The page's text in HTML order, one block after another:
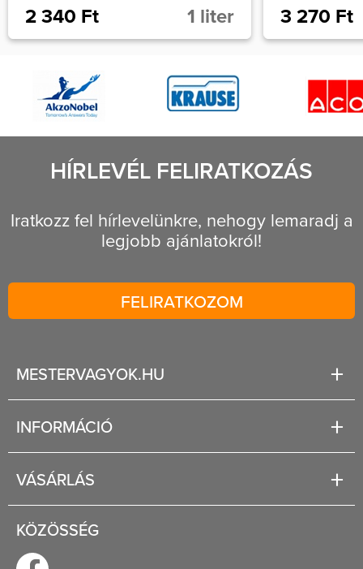
2 340 Ft 1 liter 3 270 Ft
HÍRLEVÉL FELIRATKOZÁS
Iratkozz fel hírlevelünkre, nehogy lemaradj a
legjobb ajánlatokról!
FELIRATKOZOM
MESTERVAGYOK.HU
INFORMÁCIÓ
Jogi tudnivalók
Általános szerződési feltételek
VÁSÁRLÁS
Regisztráció
KÖZÖSSÉG